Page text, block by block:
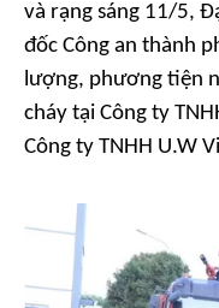
và rạng sáng 11/5,
đốc Công an thành
lượng, phương tiện
cháy tại Công ty
Công ty TNHH U.W